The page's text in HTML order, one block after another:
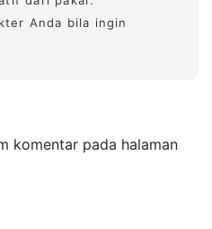
Anda bila ingin
komentar pada halaman